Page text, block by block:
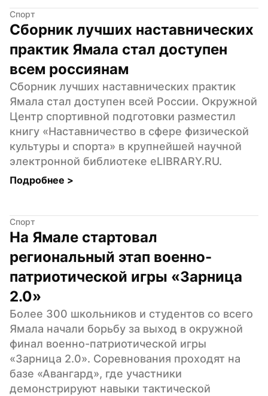
Спорт
Сборник лучших наставнических
практик Ямала стал доступен
всем россиянам
Сборник лучших наставнических практик
Ямала стал доступен всей России. Окружной
Центр спортивной подготовки разместил
книгу «Наставничество в сфере физической
культуры и спорта» в крупнейшей научной
электронной библиотеке eLIBRARY.RU.
Подробнее >
Спорт
На Ямале стартовал
региональный этап военно-
патриотической игры «Зарница
2.0»
Более 300 школьников и студентов со всего
Ямала начали борьбу за выход в окружной
финал военно-патриотической игры
«Зарница 2.0». Соревнования проходят на
базе «Авангард», где участники
демонстрируют навыки тактической